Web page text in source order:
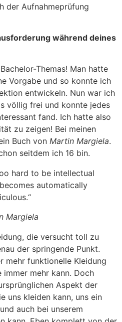
der Aufnahmeprüfung
während deines
Themas! Man hatte
Vorgabe und so konnte ich
entwickeln. Nun war ich
völlig frei und konnte jedes
fand. Ich hatte also
zu zeigen! Bei meinen
Buch von Martin Margiela.
seitdem ich 16 bin.
hard to be intellectual
automatically
Margiela
die versucht toll zu
der springende Punkt.
mehr funktionelle Kleidung
immer mehr kann. Doch
Aspekt der
uns kleiden kann, uns ein
auch bei unserem